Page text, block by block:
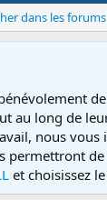
dans les forums
au long de
nous
permettront
et choisissez